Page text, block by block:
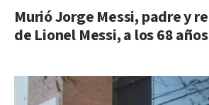
Murió Jorge Messi, padre y
de Lionel Messi, a los 68 años